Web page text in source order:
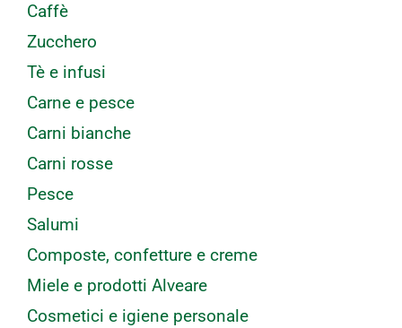
Caffè
Zucchero
Tè e infusi
Carne e pesce
Carni bianche
Carni rosse
Pesce
Salumi
Composte, confetture e creme
Miele e prodotti Alveare
Cosmetici e igiene personale